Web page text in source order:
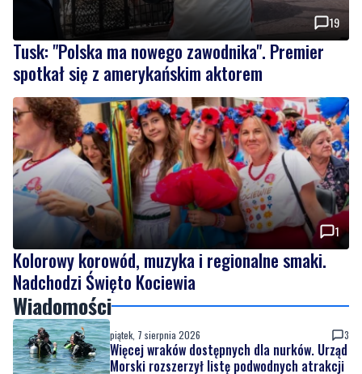
19
Tusk: "Polska ma nowego zawodnika". Premier
spotkał się z amerykańskim aktorem
1
Kolorowy korowód, muzyka i regionalne smaki.
Nadchodzi Święto Kociewia
Wiadomości
piątek, 7 sierpnia 2026 3
Więcej wraków dostępnych dla nurków. Urząd
Morski rozszerzył listę podwodnych atrakcji